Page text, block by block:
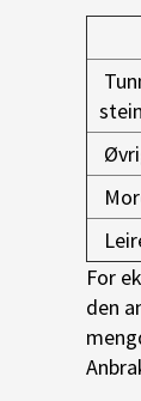
stein
For
den